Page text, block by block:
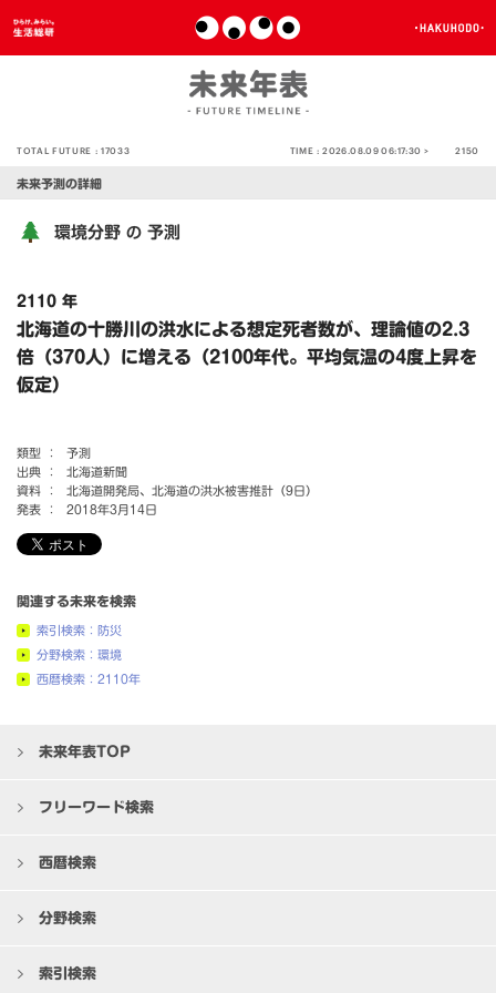
TOTAL FUTURE :17033 TIME :2026.08.09 06:17:30 > 2150
未来予測の詳細
環境分野 の 予測
2110 年
北海道の十勝川の洪水による想定死者数が、理論値の2.3
倍（370人）に増える（2100年代。平均気温の4度上昇を
仮定）
類型 ：
予測
出典 ：
北海道新聞
資料 ：
北海道開発局、北海道の洪水被害推計（9日）
発表 ：
2018年3月14日
関連する未来を検索
索引検索：防災
分野検索：環境
西暦検索：2110年
未来年表TOP
フリーワード検索
西暦検索
分野検索
索引検索